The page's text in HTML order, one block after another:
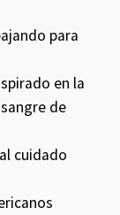
para
en la
de
cuidado